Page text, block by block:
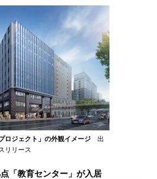
ロジェクト」の外観イメージ 出
リリース
「教育センター」が入居